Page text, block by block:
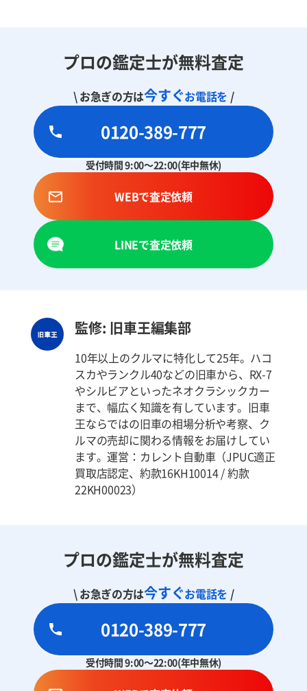
プロの鑑定士が無料査定
\ お急ぎの方は今すぐお電話を /
0120-389-777
受付時間 9:00～22:00(年中無休)
WEBで査定依頼
LINEで査定依頼
監修: 旧車王編集部
10年以上のクルマに特化して25年。ハコ
スカやランクル40などの旧車から、RX-7
やシルビアといったネオクラシックカー
まで、幅広く知識を有しています。旧車
王ならではの旧車の相場分析や考察、ク
ルマの売却に関わる情報をお届けしてい
ます。運営：カレント自動車（JPUC適正
買取店認定、約款16KH10014 / 約款
22KH00023）
プロの鑑定士が無料査定
\ お急ぎの方は今すぐお電話を /
0120-389-777
受付時間 9:00～22:00(年中無休)